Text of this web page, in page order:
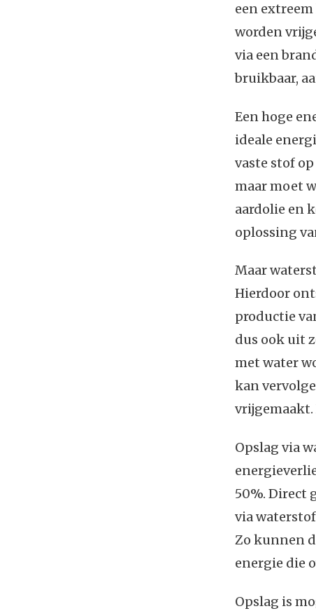
een
worden
via een
bruikbaar,
Een hoge
ideale
vaste stof
maar moet
aardolie en
oplossing
Maar
Hierdoor
productie
dus ook uit
met water
kan
Opslag via
50%. Direct
via
Zo kunnen
energie die
Opslag is